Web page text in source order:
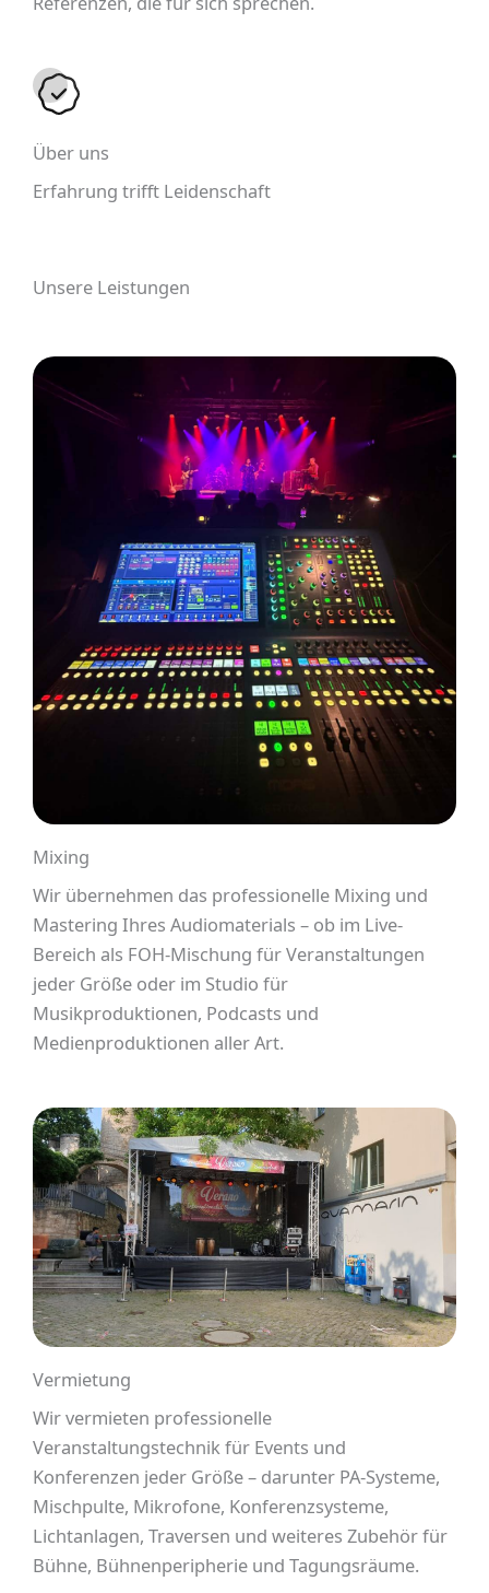
Über uns
Erfahrung trifft Leidenschaft
Unsere Leistungen
Mixing
Wir übernehmen das professionelle Mixing und
Mastering Ihres Audiomaterials – ob im Live-
Bereich als FOH-Mischung für Veranstaltungen
jeder Größe oder im Studio für
Musikproduktionen, Podcasts und
Medienproduktionen aller Art.
Vermietung
Wir vermieten professionelle
Veranstaltungstechnik für Events und
Konferenzen jeder Größe – darunter PA-Systeme,
Mischpulte, Mikrofone, Konferenzsysteme,
Lichtanlagen, Traversen und weiteres Zubehör für
Bühne, Bühnenperipherie und Tagungsräume.